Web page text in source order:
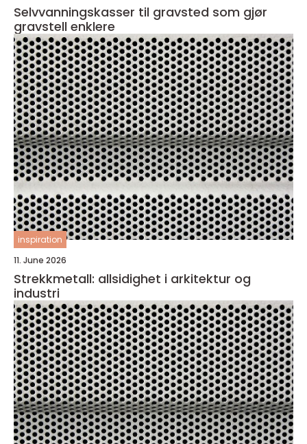
Selvvanningskasser til gravsted som gjør
gravstell enklere
inspiration
11. June 2026
Strekkmetall: allsidighet i arkitektur og
industri